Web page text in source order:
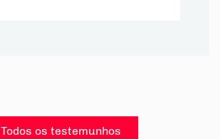
Todos os testemunhos